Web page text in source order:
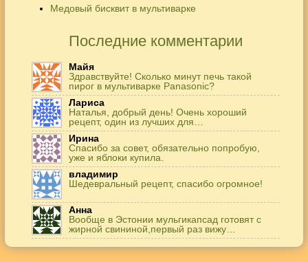
Медовый бисквит в мультиварке
Последние комментарии
Майя
Здравствуйте! Сколько минут печь такой
пирог в мультиварке Panasonic?
Лариса
Наталья, добрый день! Очень хороший
рецепт, один из лучших для…
Ирина
Спасибо за совет, обязательно попробую,
уже и яблоки купила.
владимир
Шедевральный рецепт, спасибо огромное!
Анна
Вообще в Эстонии мульгикапсад готовят с
жирной свининой,первый раз вижу…
Игорь